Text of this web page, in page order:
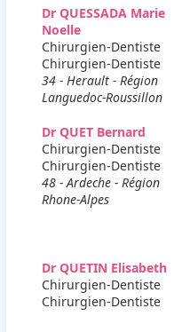
Dr QUESSADA Marie
Noelle
Chirurgien-Dentiste
Chirurgien-Dentiste
34 - Herault - Région
Languedoc-Roussillon
Dr QUET Bernard
Chirurgien-Dentiste
Chirurgien-Dentiste
48 - Ardeche - Région
Rhone-Alpes
Dr QUETIN Elisabeth
Chirurgien-Dentiste
Chirurgien-Dentiste